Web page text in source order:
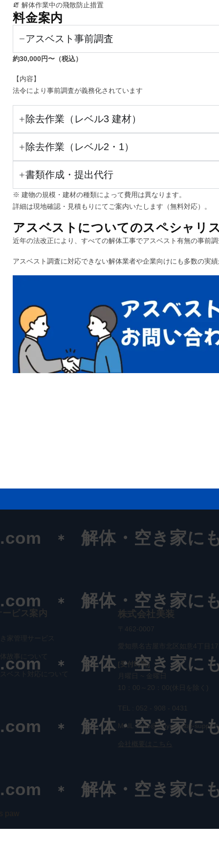
🧯 解体作業中の飛散防止措置
料金案内
アスベスト事前調査
約30,000円〜（税込）
【内容】
法令により事前調査が義務化されています
除去作業（レベル3 建材）
除去作業（レベル2・1）
書類作成・提出代行
※ 建物の規模・建材の種類によって費用は異なります。
詳細は現地確認・見積もりにてご案内いたします（無料対応）。
アスベストについてのスペシャリ
近年の法改正により、すべての解体工事でアスベスト有無の事前
アスベスト調査に対応できない解体業者や企業向けにも多数の実
解体・空き家に
解体・空き家に
解体・空き家に
解体・空き家に
解体・空き家に
ービス案内
家管理サービス
故事について
ベスト対応について
株式会社美装
〒462-0007
愛知県名古屋市北区如意4丁目
[受付時間]
月曜日 ~ 金曜日
10：00～20：00(休日を除く)
TEL : 052 - 908 - 0431
MAIL : info@akiya-kaitai-
会社概要はこちら
paw